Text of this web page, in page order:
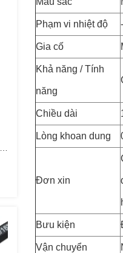
Phạm vi nhiệt độ
Gia cố
Khả năng / Tính
năng
Chiều dài
Lòng khoan dung
Đơn xin
Bưu kiện
Vận chuyển